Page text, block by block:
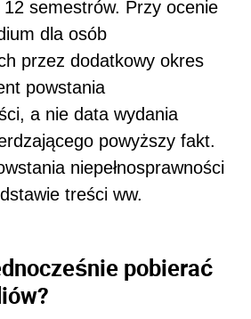
semestrów. Przy ocenie
dla osób
przez dodatkowy okres
powstania
a nie data wydania
powyższy fakt.
niepełnosprawności
treści ww.
pobierać